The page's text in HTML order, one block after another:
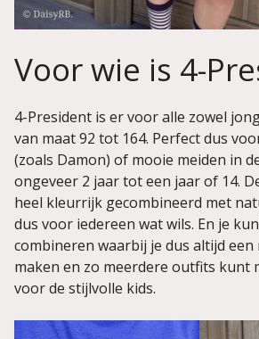
Voor wie is 4-
4-President is er voor alle zowel
van maat 92 tot 164. Perfect dus
(zoals Damon) of mooie meiden in
ongeveer 2 jaar tot een jaar of 14.
heel kleurrijk gecombineerd met
dus voor iedereen wat wils. En je
combineren waarbij je dus altijd
maken en zo meerdere outfits kunt
voor de stijlvolle kids.